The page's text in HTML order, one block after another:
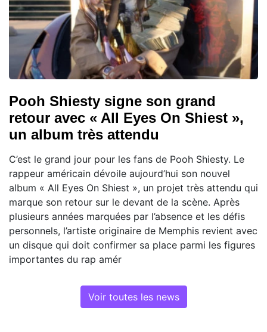
Pooh Shiesty signe son grand
retour avec « All Eyes On Shiest »,
un album très attendu
C’est le grand jour pour les fans de Pooh Shiesty. Le
rappeur américain dévoile aujourd’hui son nouvel
album « All Eyes On Shiest », un projet très attendu qui
marque son retour sur le devant de la scène. Après
plusieurs années marquées par l’absence et les défis
personnels, l’artiste originaire de Memphis revient avec
un disque qui doit confirmer sa place parmi les figures
importantes du rap amér
Voir toutes les news